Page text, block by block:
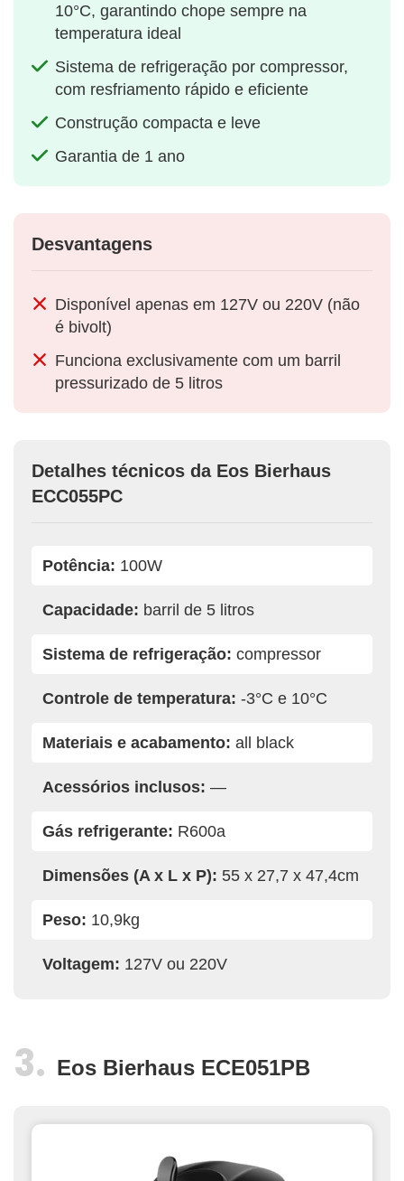
10°C, garantindo chope sempre na
temperatura ideal
Sistema de refrigeração por compressor,
com resfriamento rápido e eficiente
Construção compacta e leve
Garantia de 1 ano
Desvantagens
Disponível apenas em 127V ou 220V (não
é bivolt)
Funciona exclusivamente com um barril
pressurizado de 5 litros
Detalhes técnicos da Eos Bierhaus
ECC055PC
Potência: 100W
Capacidade: barril de 5 litros
Sistema de refrigeração: compressor
Controle de temperatura: -3°C e 10°C
Materiais e acabamento: all black
Acessórios inclusos: —
Gás refrigerante: R600a
Dimensões (A x L x P): 55 x 27,7 x 47,4cm
Peso: 10,9kg
Voltagem: 127V ou 220V
Eos Bierhaus ECE051PB